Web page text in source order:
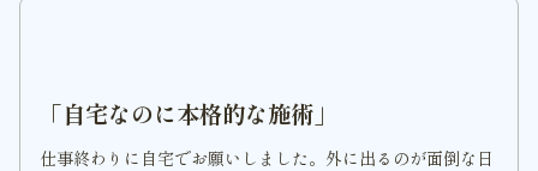
「自宅なのに本格的な施術」
仕事終わりに自宅でお願いしました。外に出るのが面倒な日